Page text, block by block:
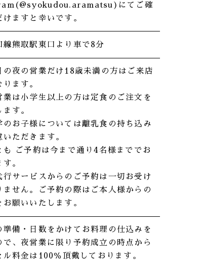
にてご確
けますと幸いです。
線熊取駅 東口より車で8分
夜の営業だけ18歳未満の方はご来店
ます。
は小学生以上の方は定食のご注文を
す。
お子様については離乳食の持ち込み
いただきます。
ご予約は今まで通り4名様まででお
。
サービスからのご予約は一切お受け
ません。ご予約の際はご本人様からの
お願いいたします。
準備・日数をかけてお料理の仕込みを
で、夜営業に限り予約成立の時点から
ル料金は100％頂戴しております。